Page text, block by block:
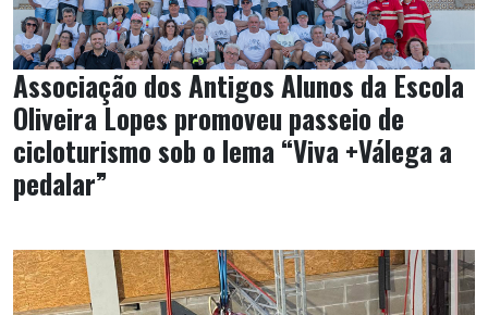
Associação dos Antigos Alunos da Escola
Oliveira Lopes promoveu passeio de
cicloturismo sob o lema “Viva +Válega a
pedalar”